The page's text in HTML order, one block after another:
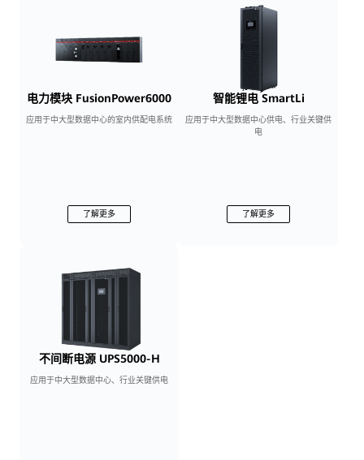
电力模块 FusionPower6000
应用于中大型数据中心的室内供配电系统
了解更多
智能锂电 SmartLi
应用于中大型数据中心供电、行业关键供
电
了解更多
不间断电源 UPS5000-H
应用于中大型数据中心、行业关键供电